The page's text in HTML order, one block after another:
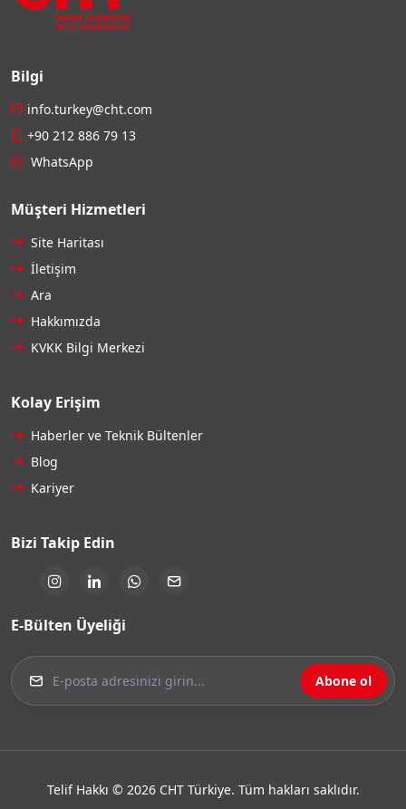
Bilgi
info.turkey@cht.com
+90 212 886 79 13
WhatsApp
Müşteri Hizmetleri
Site Haritası
İletişim
Ara
Hakkımızda
KVKK Bilgi Merkezi
Kolay Erişim
Haberler ve Teknik Bültenler
Blog
Kariyer
Bizi Takip Edin
E-Bülten Üyeliği
Abone ol
Telif Hakkı © 2026 CHT Türkiye. Tüm hakları saklıdır.